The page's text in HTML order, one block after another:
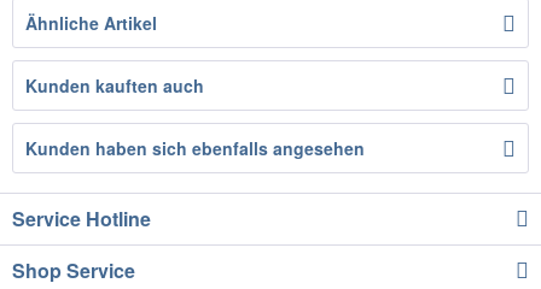
Ähnliche Artikel
Kunden kauften auch
Kunden haben sich ebenfalls angesehen
Service Hotline
Shop Service